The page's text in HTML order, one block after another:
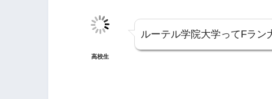
高校生
ルーテル学院大学ってFラ